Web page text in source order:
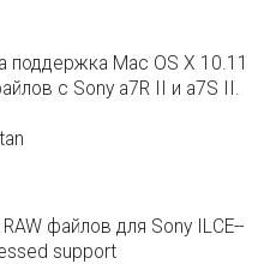
поддержка Mac OS X 10.11
с Sony a7R II и a7S II.
файлов для Sony ILCE-­
support